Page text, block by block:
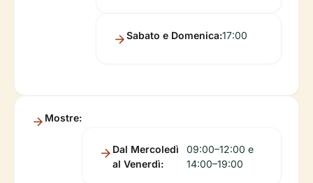
Sabato e Domenica:17:00
Mostre:
Dal Mercoledì
al Venerdì:
09:00–12:00 e
14:00–19:00